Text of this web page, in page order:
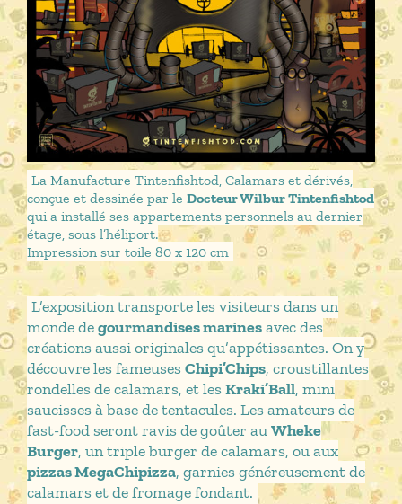
La Manufacture Tintenfishtod, Calamars et dérivés,
conçue et dessinée par le Docteur Wilbur Tintenfishtod
qui a installé ses appartements personnels au dernier
étage, sous l’héliport.
Impression sur toile 80 x 120 cm
L’exposition transporte les visiteurs dans un
monde degourmandises marinesavec des
créations aussi originales qu’appétissantes. On y
découvre les fameusesChipi’Chips, croustillantes
rondelles de calamars, et lesKraki’Ball, mini
saucisses à base de tentacules. Les amateurs de
fast-food seront ravis de goûter auWheke
Burger, un triple burger de calamars, ou aux
pizzas MegaChipizza, garnies généreusement de
calamars et de fromage fondant.